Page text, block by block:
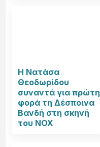
Η Νατάσα
Θεοδωρίδου
συναντά για πρώτη
φορά τη Δέσποινα
Βανδή στη σκηνή
του NOX